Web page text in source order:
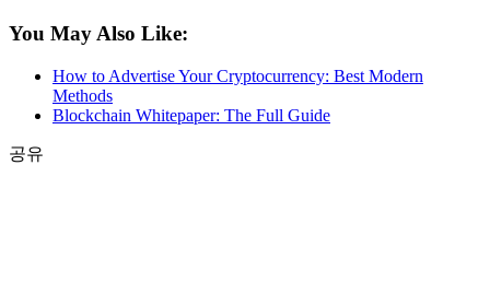
You May Also Like:
How to Advertise Your Cryptocurrency: Best Modern
Methods
Blockchain Whitepaper: The Full Guide
공유